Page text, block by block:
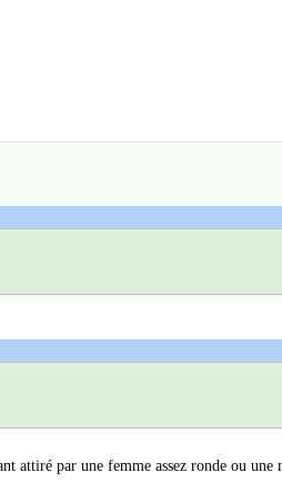
attiré par une femme assez ronde ou une